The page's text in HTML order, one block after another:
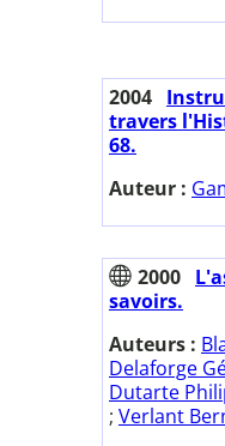
2004
travers
68.
Auteur :
2000
savoirs.
Auteurs :
Delaforge
Dutarte
; Verlant